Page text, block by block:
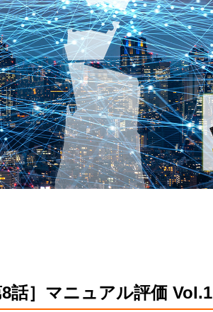
話］マニュアル評価 Vol.1